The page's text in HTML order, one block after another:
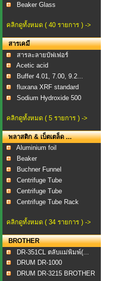
Beaker Glass
คลิกดูทั้งหมด ( 40 รายการ ) ->
สารเคมี
สารละลายบัฟเฟอร์
Acetic acid
Buffer 4.01, 7.00, 9.2...
fluxana XRF standard
Sodium Hydroxide 500
คลิกดูทั้งหมด ( 5 รายการ ) ->
พลาสติก & เบ็ตเตล็ด ...
Aluminium foil
Beaker
Buchner Funnel
Centrifuge Tube
Centrifuge Tube
Centrifuge Tube Rack
คลิกดูทั้งหมด ( 34 รายการ ) ->
BROTHER
DR-351CL ตลับแม่พิมพ์(...
DRUM DR-1000
DRUM DR-3215 BROTHER